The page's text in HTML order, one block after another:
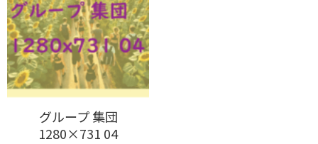
グループ 集団
1280×731 04